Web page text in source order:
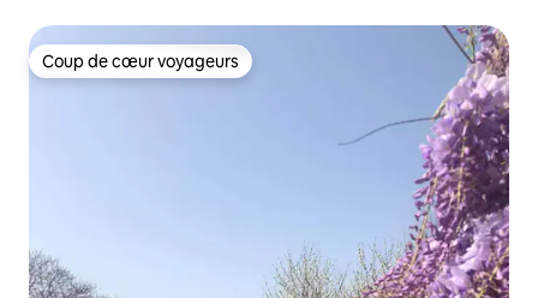
Coup de cœur voyageurs
Coup de cœur voyageurs